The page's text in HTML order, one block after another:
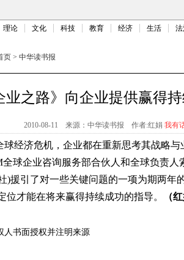
理论 文化 科技 教育 经济 生活
页 > 中华读书报
业之路》向企业提供赢得
2010-08-11 来源：中华读书报 作者:红娟 我有
经济危机，企业都在重新思考其战略与
球企业咨询服务部合伙人和全球负责人
)援引了对一些关键问题的一项为期两年
位才能在将来赢得持续成功的指导。 （
人书面授权并注明来源